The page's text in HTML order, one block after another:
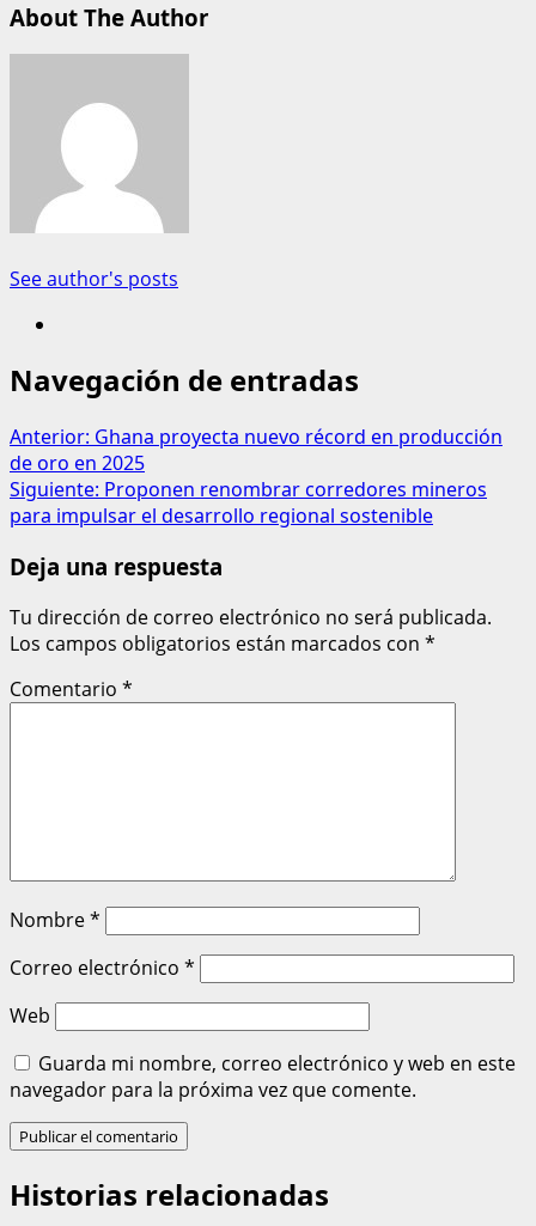
About The Author
See author's posts
Navegación de entradas
Anterior: Ghana proyecta nuevo récord en producción
de oro en 2025
Siguiente: Proponen renombrar corredores mineros
para impulsar el desarrollo regional sostenible
Deja una respuesta
Tu dirección de correo electrónico no será publicada.
Los campos obligatorios están marcados con *
Comentario *
Nombre*
Correo electrónico *
Web
Guarda mi nombre, correo electrónico y web en este
navegador para la próxima vez que comente.
Historias relacionadas